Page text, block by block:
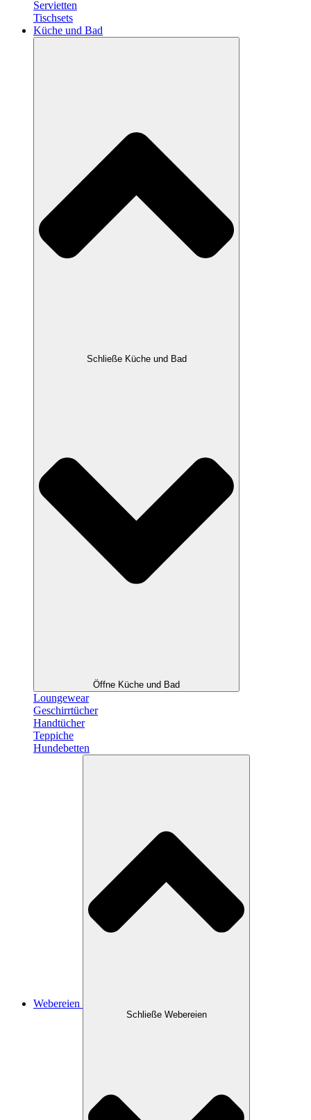
Servietten
Tischsets
Küche und Bad
Schließe Küche und Bad
Öffne Küche und Bad
Loungewear
Geschirrtücher
Handtücher
Teppiche
Hundebetten
Webereien
Schließe Webereien